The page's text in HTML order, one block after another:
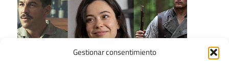
Gestionar consentimiento